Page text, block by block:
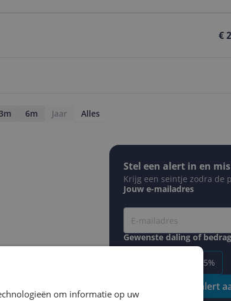
€
6m Jaar Alles
Stel een alert in en
Krijg een seintje zodra de
Jouw e-mailadres
Gewenste daling of bedrag
-15%
Prijsalert
om informatie op uw